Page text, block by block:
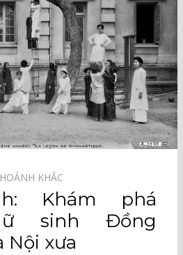
KHẮC⠀
Khám phá
sinh Đồng
Nội xưa